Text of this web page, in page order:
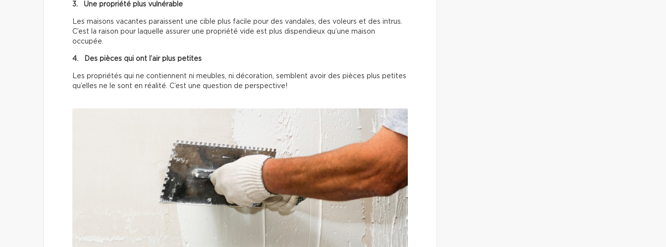
3. Une propriété plus vulnérable
Les maisons vacantes paraissent une cible plus facile pour des vandales, des voleurs et des intrus.
C’est la raison pour laquelle assurer une propriété vide est plus dispendieux qu’une maison
occupée.
4. Des pièces qui ont l’air plus petites
Les propriétés qui ne contiennent ni meubles, ni décoration, semblent avoir des pièces plus petites
qu’elles ne le sont en réalité. C’est une question de perspective!